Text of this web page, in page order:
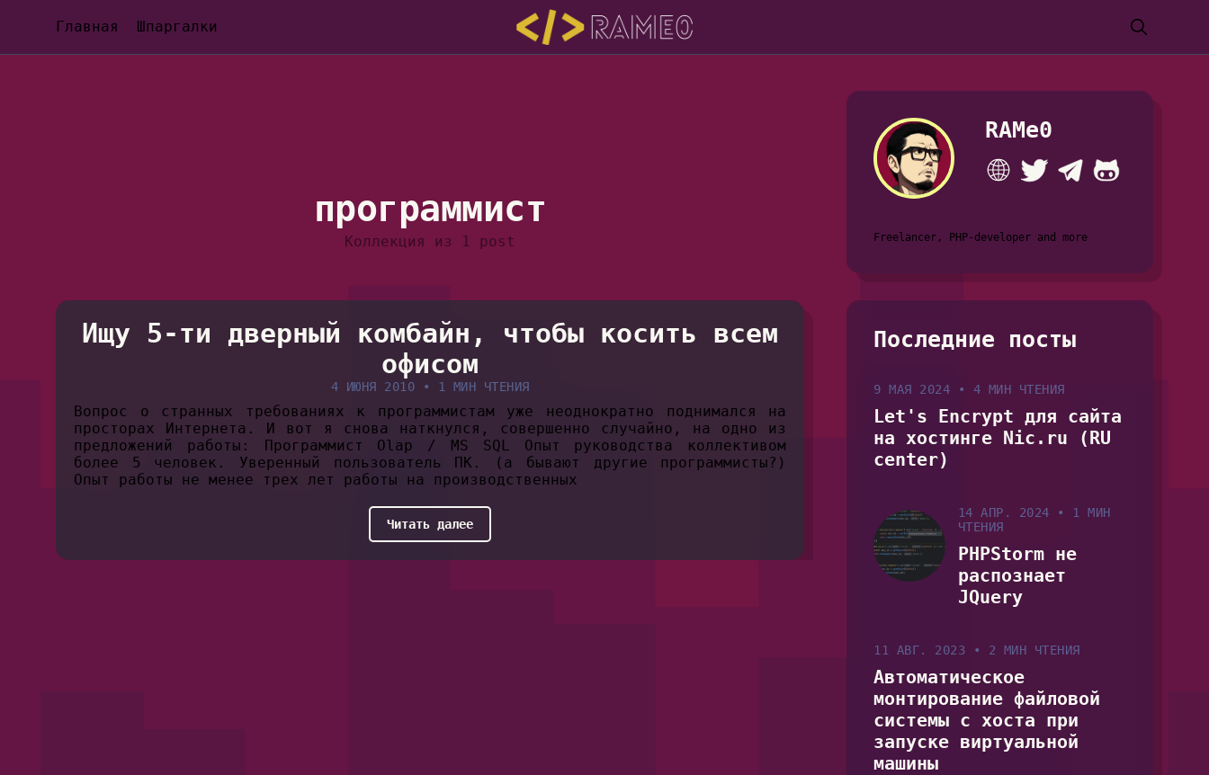
Главная Шпаргалки
программист
Коллекция из 1 post
Ищу 5-ти дверный комбайн, чтобы косить всем
офисом
4 ИЮНЯ 2010 • 1 МИН ЧТЕНИЯ
Вопрос о странных требованиях к программистам уже неоднократно поднимался на
просторах Интернета. И вот я снова наткнулся, совершенно случайно, на одно из
предложений работы: Программист Olap / MS SQL Опыт руководства коллективом
более 5 человек. Уверенный пользователь ПК. (а бывают другие программисты?)
Опыт работы не менее трех лет работы на производственных
Читать далее
RAMe0
Freelancer, PHP-developer and more
Последние посты
9 МАЯ 2024 • 4 МИН ЧТЕНИЯ
Let's Encrypt для сайта
на хостинге Nic.ru (RU
center)
14 АПР. 2024 •
1 МИН
ЧТЕНИЯ
PHPStorm не
распознает
JQuery
11 АВГ. 2023 • 2 МИН ЧТЕНИЯ
Автоматическое
монтирование файловой
системы с хоста при
запуске виртуальной
машины